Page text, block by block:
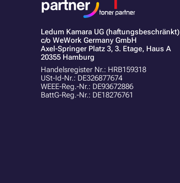
Ledum Kamara UG (haftungsbeschränkt)
c/o WeWork Germany GmbH
Axel-Springer Platz 3, 3. Etage, Haus A
20355 Hamburg
Handelsregister Nr.: HRB159318
USt-Id-Nr.: DE326877674
WEEE-Reg.-Nr.: DE93672886
BattG-Reg.-Nr.: DE18276761